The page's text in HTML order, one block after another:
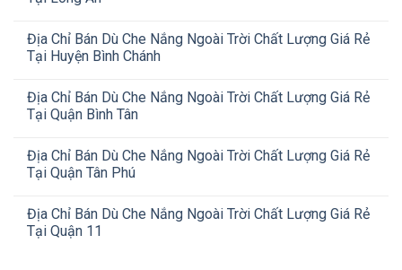
Địa Chỉ Bán Dù Che Nắng Ngoài Trời Chất Lượng Giá Rẻ
Tại Huyện Bình Chánh
Địa Chỉ Bán Dù Che Nắng Ngoài Trời Chất Lượng Giá Rẻ
Tại Quận Bình Tân
Địa Chỉ Bán Dù Che Nắng Ngoài Trời Chất Lượng Giá Rẻ
Tại Quận Tân Phú
Địa Chỉ Bán Dù Che Nắng Ngoài Trời Chất Lượng Giá Rẻ
Tại Quận 11